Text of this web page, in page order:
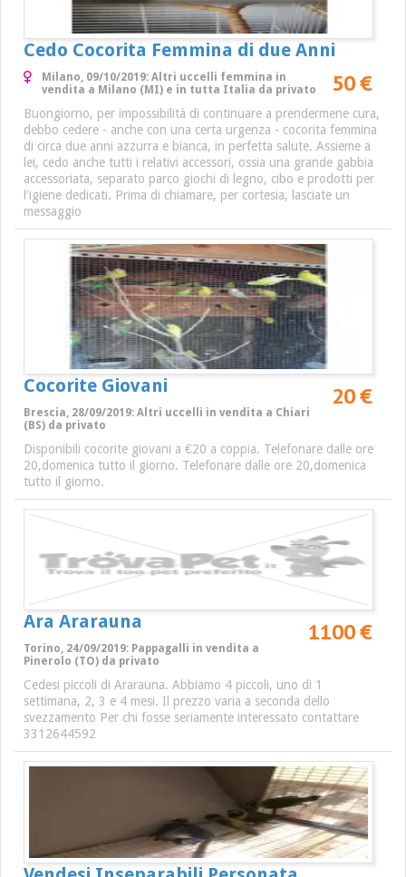
Cedo Cocorita Femmina di due Anni
50 €
Milano, 09/10/2019: Altri uccelli femmina in
vendita a Milano (MI) e in tutta Italia da privato
Buongiorno, per impossibilità di continuare a prendermene cura,
debbo cedere - anche con una certa urgenza - cocorita femmina
di circa due anni azzurra e bianca, in perfetta salute. Assieme a
lei, cedo anche tutti i relativi accessori, ossia una grande gabbia
accessoriata, separato parco giochi di legno, cibo e prodotti per
l'igiene dedicati. Prima di chiamare, per cortesia, lasciate un
messaggio
Cocorite Giovani 20 €
Brescia, 28/09/2019: Altri uccelli in vendita a Chiari
(BS) da privato
Disponibili cocorite giovani a €20 a coppia. Telefonare dalle ore
20,domenica tutto il giorno. Telefonare dalle ore 20,domenica
tutto il giorno.
Ara Ararauna 1100 €
Torino, 24/09/2019: Pappagalli in vendita a
Pinerolo (TO) da privato
Cedesi piccoli di Ararauna. Abbiamo 4 piccoli, uno di 1
settimana, 2, 3 e 4 mesi. Il prezzo varia a seconda dello
svezzamento Per chi fosse seriamente interessato contattare
3312644592